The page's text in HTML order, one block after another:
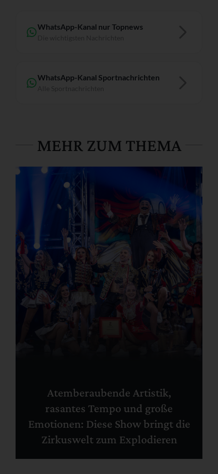
WhatsApp-Kanal nur Topnews
WhatsApp-Kanal Sportnachrichten
MEHR ZUM THEMA
Atemberaubende Artistik,
rasantes Tempo und große
Emotionen: Diese Show bringt die
Zirkuswelt zum Explodieren